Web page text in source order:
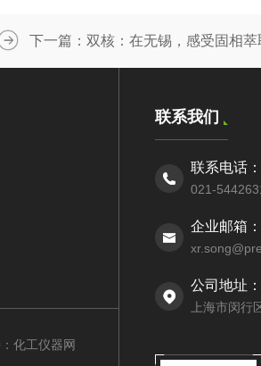
下一篇： 双核：在无锡，感受固相萃
联系我们
联系电话：
021-
企业邮箱：
公司地址：
上海市闵行
化工仪器网